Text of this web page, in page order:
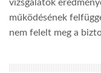
vizsgálatok
működésének
nem felelt meg a